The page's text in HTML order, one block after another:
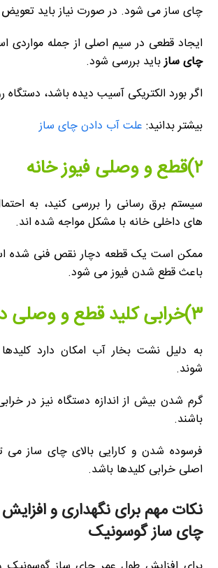
چای ساز می شود. در صورت نیاز باید
ایجاد قطعی در سیم اصلی از جمله مواردی
چای سازباید بررسی شود.
اگر بورد الکتریکی آسیب دیده باشد،
بیشتر بدانید: علت آب دادن چای ساز
۲)قطع و وصلی فیوز خانه
سیستم برق رسانی را بررسی کنید، به
های داخلی خانه با مشکل مواجه شده اند.
ممکن است یک قطعه دچار نقص فنی شده
باعث قطع شدن فیوز می شود.
۳)خرابی کلید قطع و وصلی دستگاه
به دلیل نشت بخار آب امکان دارد
شوند.
گرم شدن بیش از اندازه دستگاه نیز در
باشند.
فرسوده شدن و کارایی بالای چای ساز می
اصلی خرابی کلیدها باشد.
نکات مهم برای نگهداری و
چای ساز گوسونیک